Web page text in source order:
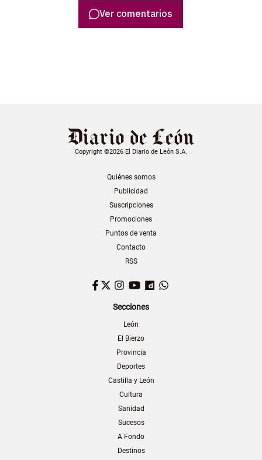
Ver comentarios
Copyright ©2026 El Diario de León S.A.
Quiénes somos
Publicidad
Suscripciones
Promociones
Puntos de venta
Contacto
RSS
Facebook
TwitterInstagram
YouTubeDailymotion
Secciones
León
El Bierzo
Provincia
Deportes
Castilla y León
Cultura
Sanidad
Sucesos
A Fondo
Destinos